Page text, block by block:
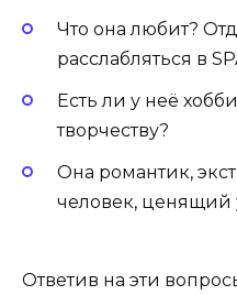
Что она любит?
расслабляться в
Есть ли у неё
творчеству?
Она романтик,
человек, ценящий
Ответив на эти